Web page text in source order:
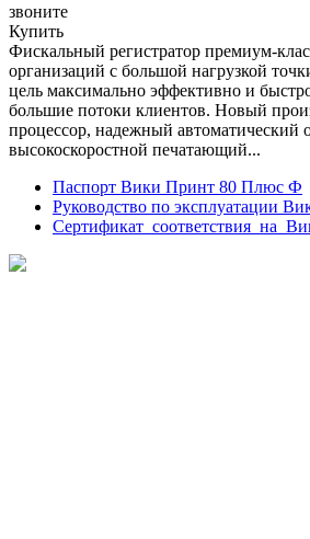
звоните
Купить
Фискальный регистратор премиум-
организаций с большой нагрузкой
цель максимально эффективно и
большие потоки клиентов. Новый
процессор, надежный автоматический
высокоскоростной печатающий...
Паспорт Вики Принт 80 Плюс Ф
Руководство по эксплуатации